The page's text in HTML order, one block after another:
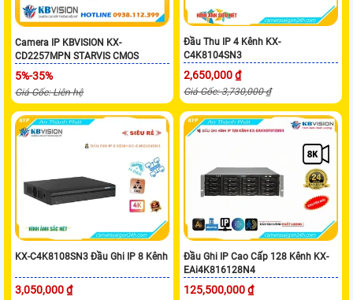
Camera IP KBVISION KX-
CD2257MPN STARVIS CMOS
5%-35%
Giá Gốc: Liên hệ
Đầu Thu IP 4 Kênh KX-
C4K8104SN3
2,650,000 ₫
Giá Gốc: 3,730,000 ₫
KX-C4K8108SN3 Đầu Ghi IP 8 Kênh
3,050,000 ₫
Đầu Ghi IP Cao Cấp 128 Kênh KX-
EAi4K816128N4
125,500,000 ₫